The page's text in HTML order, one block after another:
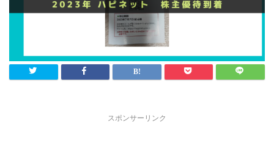
スポンサーリンク